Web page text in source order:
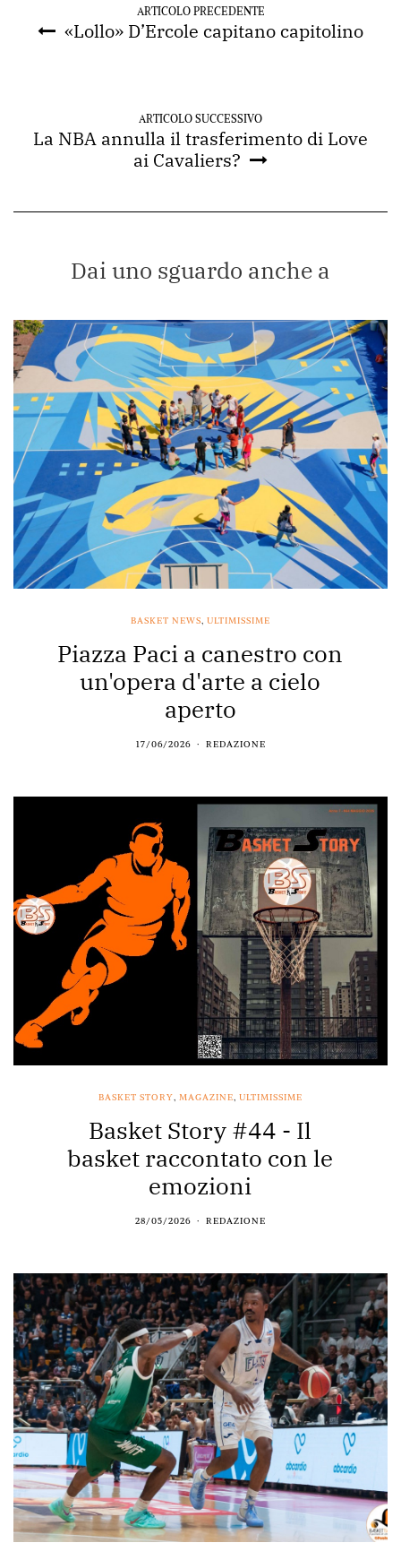
ARTICOLO PRECEDENTE
«Lollo» D’Ercole capitano capitolino
ARTICOLO SUCCESSIVO
La NBA annulla il trasferimento di Love
ai Cavaliers?
Dai uno sguardo anche a
BASKET NEWS, ULTIMISSIME
Piazza Paci a canestro con
un'opera d'arte a cielo
aperto
17/06/2026 REDAZIONE
BASKET STORY, MAGAZINE, ULTIMISSIME
Basket Story #44 - Il
basket raccontato con le
emozioni
28/05/2026 REDAZIONE